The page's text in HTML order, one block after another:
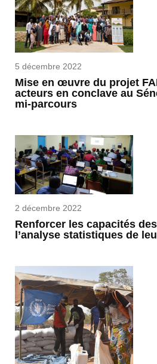
5 décembre 2022
Mise en œuvre du projet
acteurs en conclave au
mi-parcours
2 décembre 2022
Renforcer les capacités
l’analyse statistiques de